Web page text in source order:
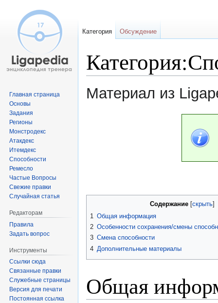
Материал из
Содержание
1 Общая информация
2 Особенности сохранения/смены
3 Смена способности
4 Дополнительные материалы
Общая
Категория Обсуждение
Главная страница
Основы
Задания
Регионы
Монстродекс
Атакдекс
Итемдекс
Способности
Ремесло
Частые Вопросы
Свежие правки
Случайная статья
Редакторам
Правила
Задать вопрос
Инструменты
Ссылки сюда
Связанные правки
Служебные страницы
Версия для печати
Постоянная ссылка